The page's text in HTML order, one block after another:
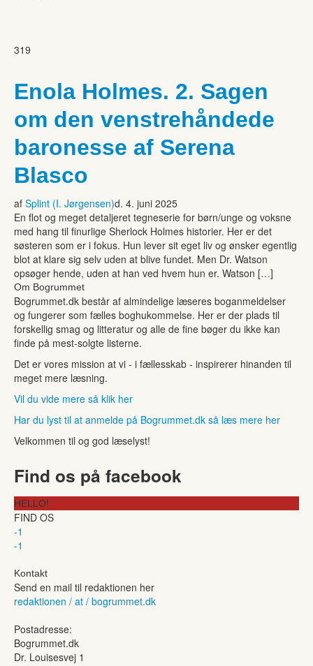
319
Enola Holmes. 2. Sagen
om den venstrehåndede
baronesse af Serena
Blasco
af Splint (I. Jørgensen)d. 4. juni 2025
En flot og meget detaljeret tegneserie for børn/unge og voksne
med hang til finurlige Sherlock Holmes historier. Her er det
søsteren som er i fokus. Hun lever sit eget liv og ønsker egentlig
blot at klare sig selv uden at blive fundet. Men Dr. Watson
opsøger hende, uden at han ved hvem hun er. Watson […]
Om Bogrummet
Bogrummet.dk består af almindelige læseres boganmeldelser
og fungerer som fælles boghukommelse. Her er der plads til
forskellig smag og litteratur og alle de fine bøger du ikke kan
finde på mest-solgte listerne.
Det er vores mission at vi - i fællesskab - inspirerer hinanden til
meget mere læsning.
Vil du vide mere så klik her
Har du lyst til at anmelde på Bogrummet.dk så læs mere her
Velkommen til og god læselyst!
Find os på facebook
HELLO!
FIND OS
-1
-1
Kontakt
Send en mail til redaktionen her
redaktionen / at / bogrummet.dk
Postadresse:
Bogrummet.dk
Dr. Louisesvej 1